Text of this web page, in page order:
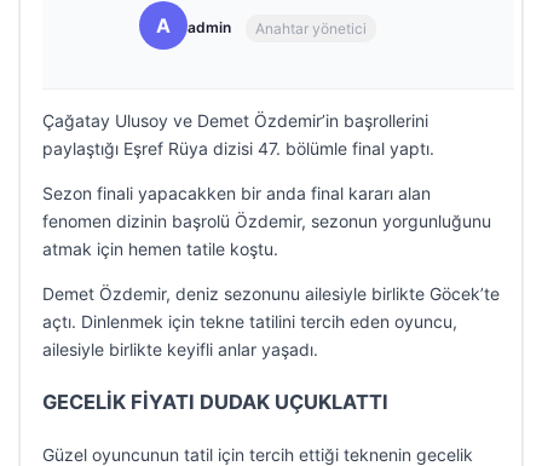
A admin Anahtar yönetici
Çağatay Ulusoy ve Demet Özdemir’in başrollerini
paylaştığı Eşref Rüya dizisi 47. bölümle final yaptı.
Sezon finali yapacakken bir anda final kararı alan
fenomen dizinin başrolü Özdemir, sezonun yorgunluğunu
atmak için hemen tatile koştu.
Demet Özdemir, deniz sezonunu ailesiyle birlikte Göcek’te
açtı. Dinlenmek için tekne tatilini tercih eden oyuncu,
ailesiyle birlikte keyifli anlar yaşadı.
GECELİK FİYATI DUDAK UÇUKLATTI
Güzel oyuncunun tatil için tercih ettiği teknenin gecelik